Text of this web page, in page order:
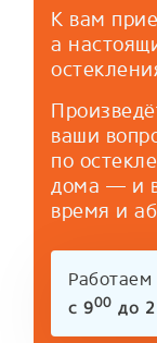
К вам
а
ваши
по
дома — и
время и
с 900 до